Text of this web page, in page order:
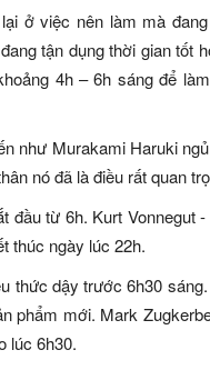
ở việc nên làm mà
tận dụng thời gian tốt
4h – 6h sáng để
như Murakami Haruki
nó đã là điều rất quan
từ 6h. Kurt Vonnegut
thúc ngày lúc 22h.
thức dậy trước 6h30
phẩm mới. Mark
lúc 6h30.